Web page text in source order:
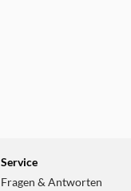
Service
Fragen & Antworten